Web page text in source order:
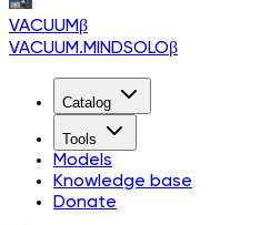
VACUUMβ
VACUUM.MINDSOLOβ
Catalog
Tools
Models
Knowledge base
Donate